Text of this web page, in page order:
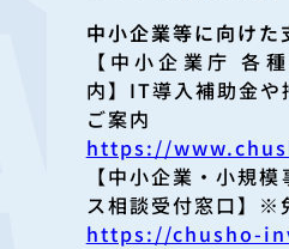
中小企業等に向けた
【中小企業庁 各
内】IT導入補助金や
ご案内
https://
【中小企業・小規
ス相談受付窓口】※
https://chusho-